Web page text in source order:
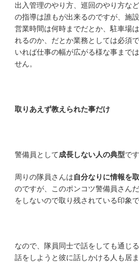
出入管理のやり方、巡回のやり方な
の指導は誰もが出来るのですが、施
営業時間は何時までだとか、駐車場
れるのか、だとか業務としては必須
いれば仕事の幅が広がる様な事まで
せん。
取りあえず教えられた事だけ
警備員として成長しない人の典型で
周りの隊員さんは自分なりに情報を
のですが、このポンコツ警備員さん
をしないので取り残されている印象で
なので、隊員同士で話をしても通じ
話をしようと彼に話しかける人も居ま